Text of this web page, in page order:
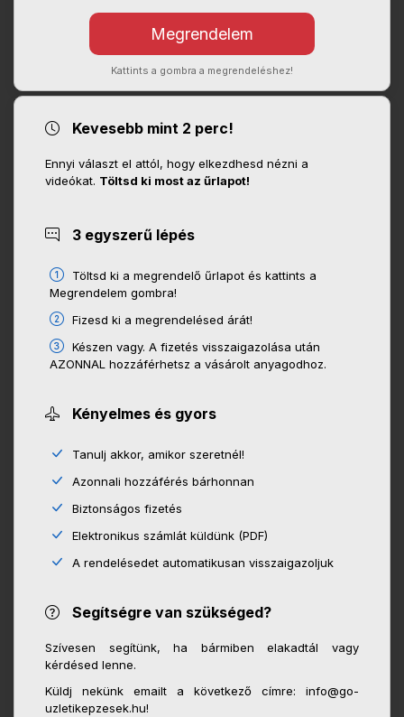
Kattints a gombra a megrendeléshez!
Kevesebb mint 2 perc!
Ennyi választ el attól, hogy elkezdhesd nézni a
videókat. Töltsd ki most az űrlapot!
3 egyszerű lépés
Töltsd ki a megrendelő űrlapot és kattints a
Megrendelem gombra!
Fizesd ki a megrendelésed árát!
Készen vagy. A fizetés visszaigazolása után
AZONNAL hozzáférhetsz a vásárolt anyagodhoz.
Kényelmes és gyors
Tanulj akkor, amikor szeretnél!
Azonnali hozzáférés bárhonnan
Biztonságos fizetés
Elektronikus számlát küldünk (PDF)
A rendelésedet automatikusan visszaigazoljuk
Segítségre van szükséged?
Szívesen segítünk, ha bármiben elakadtál vagy
kérdésed lenne.
Küldj nekünk emailt a következő címre: info@go-
uzletikepzesek.hu!